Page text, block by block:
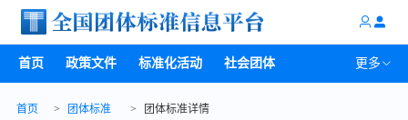
首页 政策文件 标准化活动 社会团体 更多
首页 > 团体标准 > 团体标准详情